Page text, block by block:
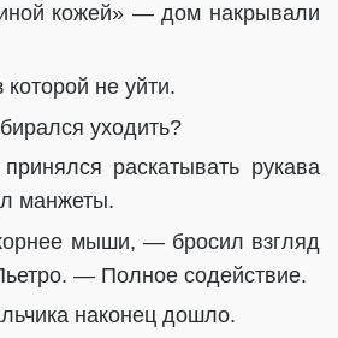
кожей» — дом накрывали
не уйти.
уходить?
раскатывать рукава
манжеты.
мыши, — бросил взгляд
— Полное содействие.
наконец дошло.